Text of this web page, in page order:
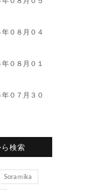
０８月０４
０８月０１
０７月３０
検索
Soraｍika